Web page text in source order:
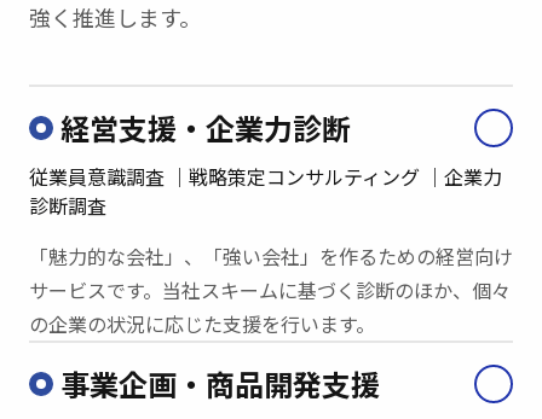
強く推進します。
経営支援・企業力診断
従業員意識調査 戦略策定コンサルティング
企業力
診断調査
「魅力的な会社」、「強い会社」を作るための経営向け
サービスです。 当社スキームに基づく診断のほか、個々
の企業の状況に応じた支援を行います。
事業企画・ 商品開発支援